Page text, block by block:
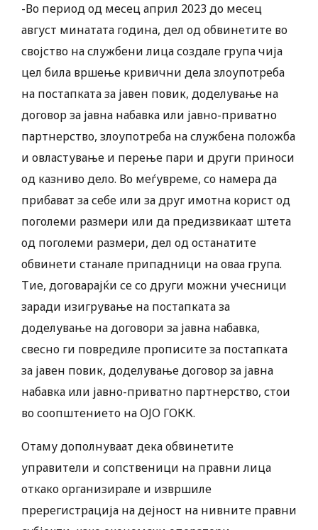
-Во период од месец април 2023 до месец
август минатата година, дел од обвинетите во
својство на службени лица создале група чија
цел била вршење кривични дела злоупотреба
на постапката за јавен повик, доделување на
договор за јавна набавка или јавно-приватно
партнерство, злоупотреба на службена положба
и овластување и перење пари и други приноси
од казниво дело. Во меѓувреме, со намера да
прибават за себе или за друг имотна корист од
поголеми размери или да предизвикаат штета
од поголеми размери, дел од останатите
обвинети станале припадници на оваа група.
Тие, договарајќи се со други можни учесници
заради изигрување на постапката за
доделување на договори за јавна набавка,
свесно ги повредиле прописите за постапката
за јавен повик, доделување договор за јавна
набавка или јавно-приватно партнерство, стои
во соопштението на ОЈО ГОКК.
Отаму дополнуваат дека обвинетите
управители и сопственици на правни лица
откако организирале и извршиле
пререгистрација на дејност на нивните правни